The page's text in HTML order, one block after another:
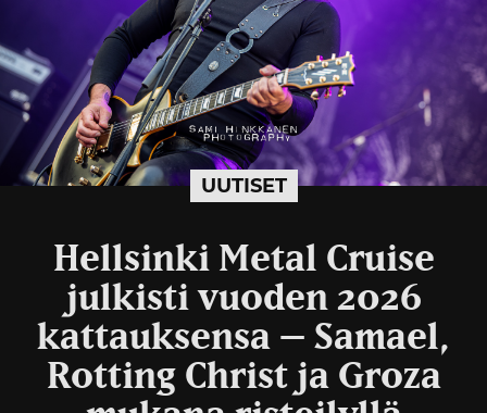
UUTISET
Hellsinki Metal Cruise
julkisti vuoden 2026
kattauksensa – Samael,
Rotting Christ ja Groza